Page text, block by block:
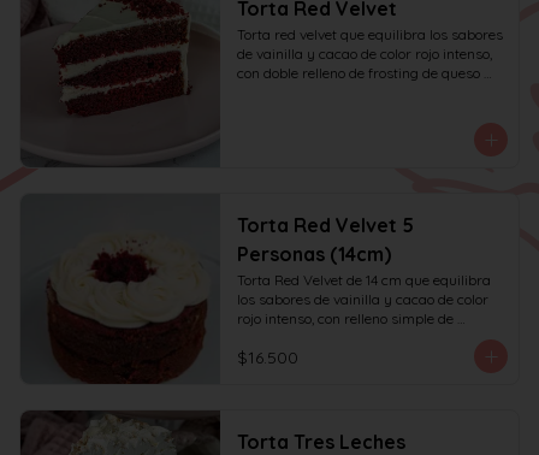
Torta Red Velvet
Torta red velvet que equilibra los sabores
de vainilla y cacao de color rojo intenso,
con doble relleno de frosting de queso
Torta Red Velvet 5
Personas (14cm)
Torta Red Velvet de 14 cm que equilibra
los sabores de vainilla y cacao de color
rojo intenso, con relleno simple de
solo en la parte superior. Recomendada
$16.500
Torta Tres Leches